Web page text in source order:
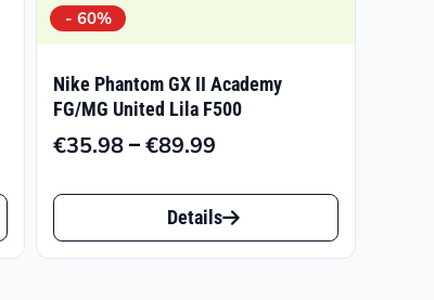
- 60%
Nike Phantom GX II Academy
FG/MG United Lila F500
€35.98–€89.99Preisspanne:
bis
€89.99
Dieses
Produkt
Details